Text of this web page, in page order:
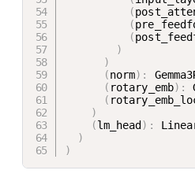
(
(
(
)
)
(norm) :
( rotary_emb) :
(
)
(lm_head ) :
)
)